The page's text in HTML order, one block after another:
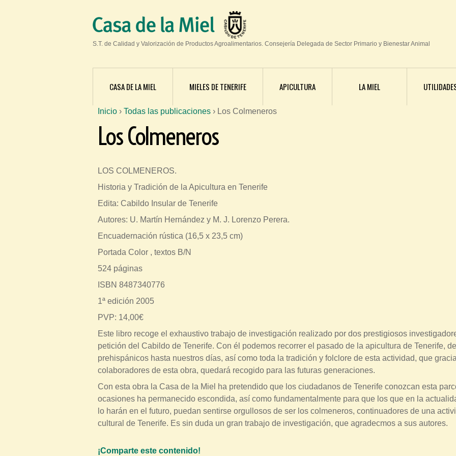
S.T. de Calidad y Valorización de Productos Agroalimentarios. Consejería Delegada de Sector Primario y Bienestar Animal
CASA DE LA MIEL MIELES DE TENERIFE APICULTURA LA MIEL
S
e
n
c
u
e
n
t
r
a
u
s
t
e
d
a
q
u
í
Inicio › Todas las publicaciones › Los Colmeneros
Los Colmeneros
LOS COLMENEROS.
Historia y Tradición de la Apicultura en Tenerife
Edita: Cabildo Insular de Tenerife
Autores: U. Martín Hernández y M. J. Lorenzo Perera.
Encuadernación rústica (16,5 x 23,5 cm)
Portada Color , textos B/N
524 páginas
ISBN 8487340776
1ª edición 2005
PVP: 14,00€
Este libro recoge el exhaustivo trabajo de investigación realizado por dos prestigiosos
petición del Cabildo de Tenerife. Con él podemos recorrer el pasado de la apicultura de Tenerife,
prehispánicos hasta nuestros días, así como toda la tradición y folclore de esta actividad, que
colaboradores de esta obra, quedará recogido para las futuras generaciones.
Con esta obra la Casa de la Miel ha pretendido que los ciudadanos de Tenerife conozcan esta
ocasiones ha permanecido escondida, así como fundamentalmente para que los que en la
lo harán en el futuro, puedan sentirse orgullosos de ser los colmeneros, continuadores de una
cultural de Tenerife. Es sin duda un gran trabajo de investigación, que agradecmos a sus autores.
¡Comparte este contenido!